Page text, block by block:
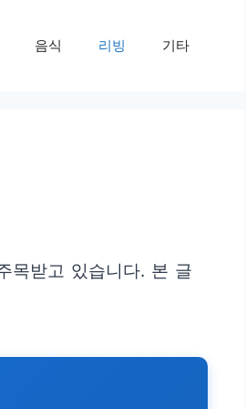
음식 리빙 기타
목받고 있습니다. 본 글